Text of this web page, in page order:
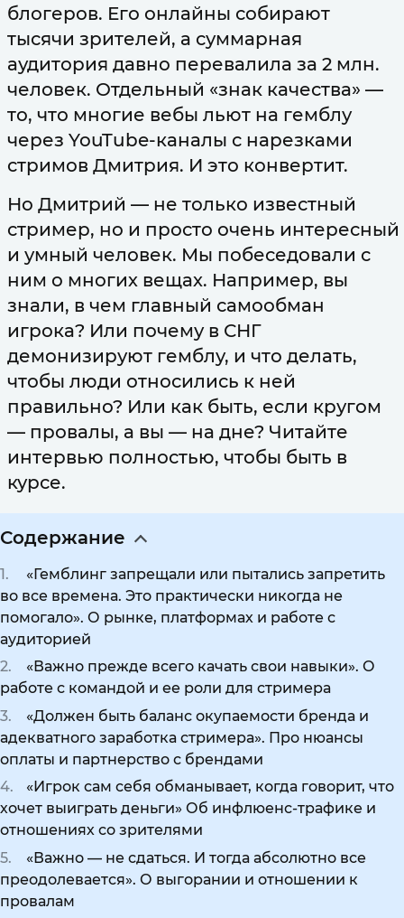
блогеров. Его онлайны собирают
тысячи зрителей, а суммарная
аудитория давно перевалила за 2 млн.
человек. Отдельный «знак качества» —
то, что многие вебы льют на гемблу
через YouTube-каналы с нарезками
стримов Дмитрия. И это конвертит.
Но Дмитрий — не только известный
стример, но и просто очень интересный
и умный человек. Мы побеседовали с
ним о многих вещах. Например, вы
знали, в чем главный самообман
игрока? Или почему в СНГ
демонизируют гемблу, и что делать,
чтобы люди относились к ней
правильно? Или как быть, если кругом
— провалы, а вы — на дне? Читайте
интервью полностью, чтобы быть в
курсе.
Содержание
«Гемблинг запрещали или пытались запретить
во все времена. Это практически никогда не
помогало». О рынке, платформах и работе с
аудиторией
«Важно прежде всего качать свои навыки». О
работе с командой и ее роли для стримера
«Должен быть баланс окупаемости бренда и
адекватного заработка стримера». Про нюансы
оплаты и партнерство с брендами
«Игрок сам себя обманывает, когда говорит, что
хочет выиграть деньги» Об инфлюенс-трафике и
отношениях со зрителями
«Важно — не сдаться. И тогда абсолютно все
преодолевается». О выгорании и отношении к
провалам